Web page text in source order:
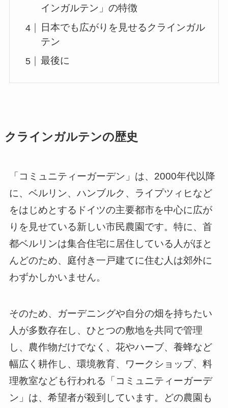
インガルテン」の特徴
日本でも広がりを見せるクラインガル
テン
最後に
クラインガルテンの歴史
「コミュニティーガーデン」は、2000年代以降
に、ベルリン、ハンブルク、ライプツィヒなど
をはじめとするドイツの主要都市を中心に広が
りを見せている新しい市民農園です。特に、首
都ベルリンは集合住宅に居住している人がほと
んどのため、庭付き一戸建てに住む人は郊外に
わずかしかいません。
そのため、ガーデニングや自分の畑を持ちたい
人が多数存在し、ひとつの敷地を共同で管理
し、農作物だけでなく、花やハーブ、養蜂など
幅広く耕作し、環境教育、ワークショップ、料
理教室なども行われる「コミュニティーガーデ
ン」は、希望者が殺到しています。どの農園も